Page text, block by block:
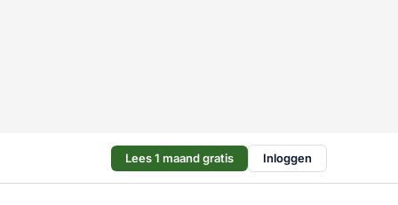
Lees 1 maand gratis Inloggen